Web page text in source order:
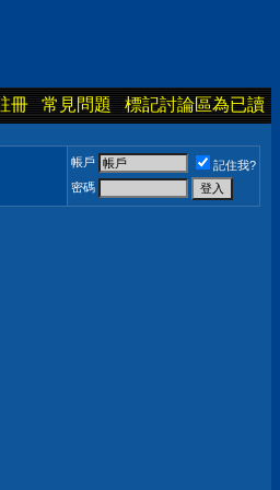
冊 常見問題 標記討論區為已讀
帳戶
記住我?
密碼